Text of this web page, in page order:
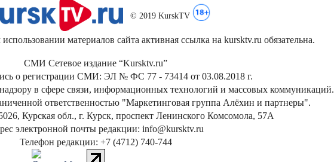
© 2019 KurskTV
материалов сайта активная ссылка на kursktv.ru обязательна.
СМИ Сетевое издание “Kursktv.ru”
о регистрации СМИ: ЭЛ № ФС 77 - 73414 от 03.08.2018 г.
в сфере связи, информационных технологий и массовых коммуникаций.
ответственностью "Маркетинговая группа Алёхин и партнеры".
Курская обл., г. Курск, проспект Ленинского Комсомола, 57А
электронной почты редакции: info@kursktv.ru
Телефон редакции: +7 (4712) 740-744